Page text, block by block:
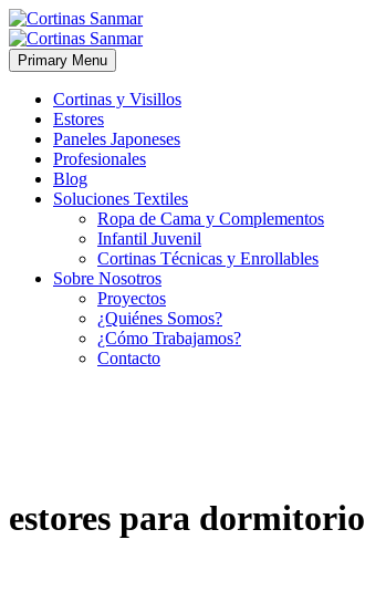
Primary Menu
Cortinas y Visillos
Estores
Paneles Japoneses
Profesionales
Blog
Soluciones Textiles
Ropa de Cama y Complementos
Infantil Juvenil
Cortinas Técnicas y Enrollables
Sobre Nosotros
Proyectos
¿Quiénes Somos?
¿Cómo Trabajamos?
Contacto
estores para dormitorio